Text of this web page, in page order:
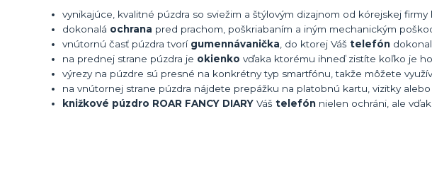
vynikajúce, kvalitné púzdra so sviežim a štýlovým dizajnom od kórejskej firmy
dokonalá ochrana pred prachom, poškriabaním a iným mechanickým
vnútornú časť púzdra tvorí gumennávanička , do ktorej Váš telefón
na prednej strane púzdra je okienko vďaka ktorému ihneď zistíte koľko je
výrezy na púzdre sú presné na konkrétny typ smartfónu, takže môžete
na vnútornej strane púzdra nájdete prepážku na platobnú kartu, vizitky
knižkové púzdro ROAR FANCY DIARY Váš telefón nielen ochráni, ale